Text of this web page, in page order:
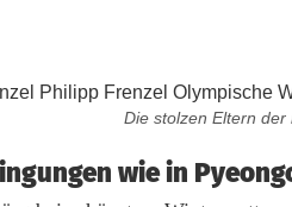
Die stolzen Eltern der
wie in